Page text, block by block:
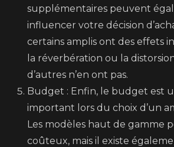
supplémentaires peuvent
influencer votre décision
certains amplis ont des effets
la réverbération ou la
d’autres n’en ont pas.
Budget : Enfin, le budget est
important lors du choix d’un
Les modèles haut de gamme
coûteux, mais il existe